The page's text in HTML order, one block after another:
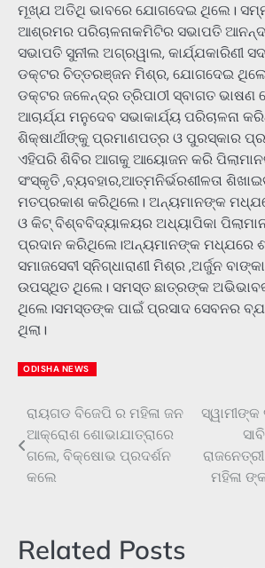
ମୂଖ୍ଯ ଅତିଥି ଭାବରେ ଯୋଗଦେଇ ଥିଲେ।
ଆଶ୍ରମର ପରିଚାଳନାକମିଟିର ସଭାପତି
ସଭାପତି ସୁନୀଲ ଅଗ୍ରୱାଲ, କାର୍ଯ୍ଯକାରିଣୀ
ଡକ୍ଟର ଚିତ୍ତରଞ୍ଜନ ମିଶ୍ର, ଯୋଗଦେଇ
ଡକ୍ଟର ଜଳେନ୍ଦ୍ର ତ୍ରିପାଠୀ ସ୍ବାଗତ
ଆଚାର୍ଯ୍ଯ ମନୁଦେବ ସଭାକାର୍ଯ୍ୟ ପରିଚାଳନା
ଶିକ୍ଷାର୍ଥୀଙ୍କୁ ପ୍ରମାଣପତ୍ର ଓ ପୁରସ୍କାର
ଏହିପରି ଶିବିର ଆଗକୁ ଆୟୋଜନ କରି
ସଂସ୍କୃତି ,ବ୍ୟବହାର,ଆତ୍ମନିର୍ଭରଶୀଳତା
ମତପ୍ରକାଶ କରିଥିଲେ। ଅନ୍ୟମାନଙ୍କ ମଧ୍ଯରେ
ଓ କିଟ୍ ବିଶ୍ବବିଦ୍ୟାଳୟର ଅଧ୍ୟାପିକା
ପ୍ରଦାନ କରିଥିଲେ।ଅନ୍ୟମାନଙ୍କ ମଧ୍ଯରେ
ସମାଜସେବୀ ସ୍ନିଗ୍ଧାରାଣୀ ମିଶ୍ର ,ଅର୍ଜୁନ
ଉପସ୍ଥିତ ଥିଲେ। ସମସ୍ତ ଛାତ୍ରଙ୍କ
ଥିଲେ।ସମସ୍ତଙ୍କ ପାଇଁ ପ୍ରସାଦ ସେବନର
ଥିଲା।
ODISHA NEWS
Post
navigation
ରାୟଗଡ ବିଜେପି ର ମହିଳା ଜନ
ଆକ୍ରୋଶ ଶୋଭାଯାତ୍ରାରେ
ଗଲେ, ବିକ୍ଷୋଭ ପ୍ରଦର୍ଶନ
କଲେ
ସ୍ୱାମୀଙ୍କ
ମହିଳା
Related Posts